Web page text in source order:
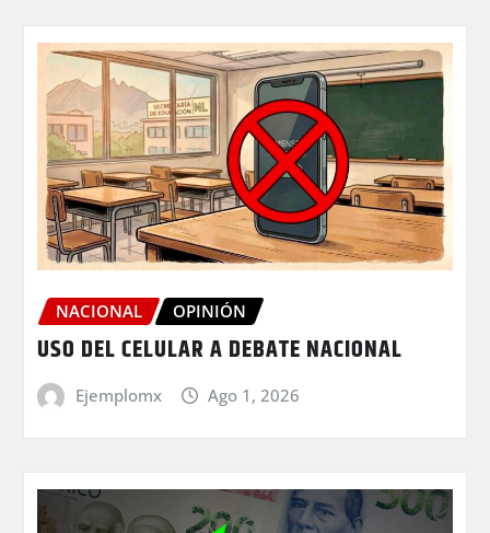
NACIONAL OPINIÓN
USO DEL CELULAR A DEBATE NACIONAL
Ejemplomx Ago 1, 2026